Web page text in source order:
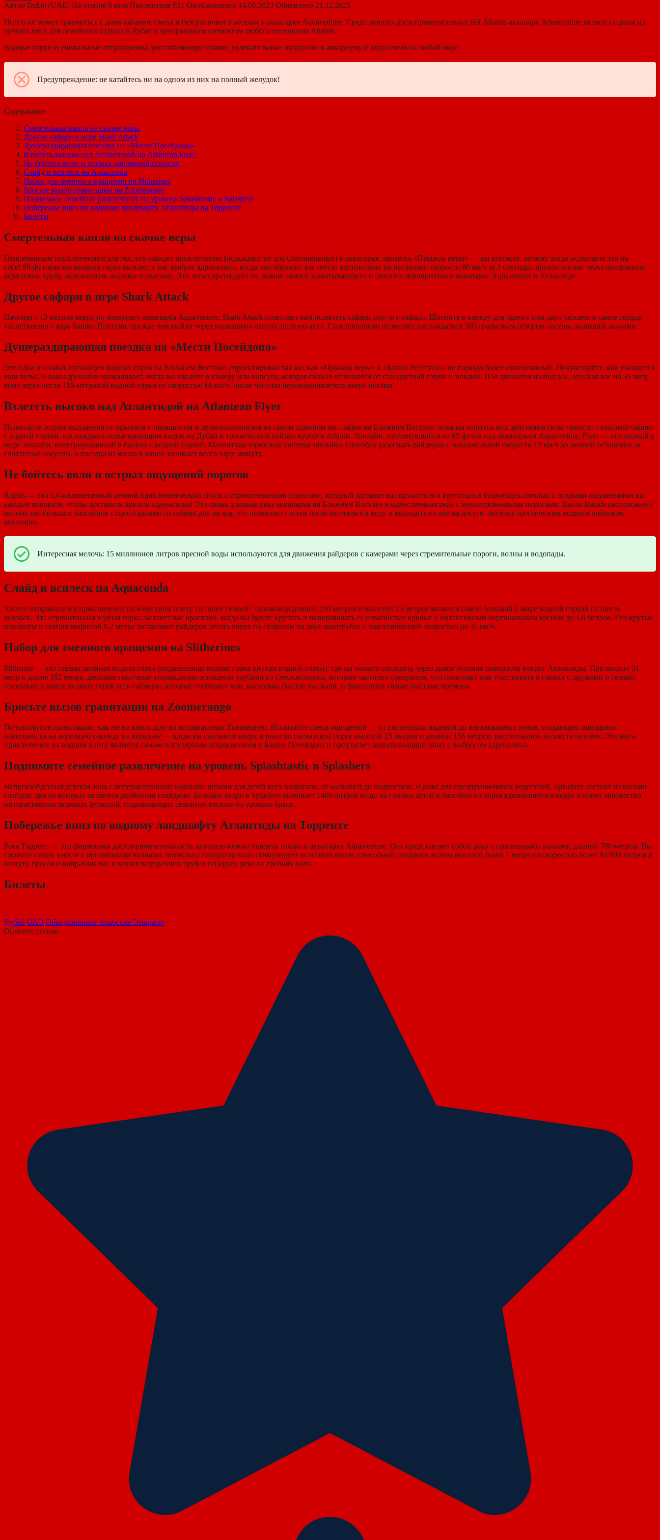
Автор Dubai (UAE) На чтение 6 мин Просмотров 621 Опубликовано 14.05.2023 Обновлено 21.12.2025
Ничто не может сравниться с днем ​​катания, смеха и безграничного веселья в аквапарке Aquaventure. Среди многих достопримечательностей Atlantis аквапарк Aquaventure является одним из
лучших мест для семейного отдыха в Дубае и центральным элементом любого посещения Atlantis.
Водные горки и уникальные аттракционы, расслабляющие пляжи, увлекательные экскурсии к аквариуму и закусочная на любой вкус.
Предупреждение: не катайтесь ни на одном из них на полный желудок!
Содержание
Смертельная капля на скачке веры
Другое сафари в игре Shark Attack
Душераздирающая поездка на «Мести Посейдона»
Взлететь высоко над Атлантидой на Atlantean Flyer
Не бойтесь волн и острых ощущений порогов
Слайд и всплеск на Aquaconda
Набор для змеиного вращения на Slitherines
Бросьте вызов гравитации на Zoomerango
Поднимите семейное развлечение на уровень Splashtastic в Splashers
Побережье вниз по водному ландшафту Атлантиды на Торренте
Билеты
Смертельная капля на скачке веры
Непременным приключением для тех, кто жаждет приключений (подсказка: не для слабонервных) в аквапарке, является «Прыжок веры» — вы поймете, почему, когда испытаете это на
себе! 98-футовая мегаводная горка вызовет у вас выброс адреналина, когда она обрушит вас почти вертикально на пугающей скорости 60 км/ч за 3 секунды, пропустив вас через прозрачную
акриловую трубу, окруженную акулами и скатами. Это легко претендует на звание самого захватывающего и смелого мероприятия в аквапарке Aquaventure в Атлантиде.
Другое сафари в игре Shark Attack
Начиная с 13 метров вверх по зиккурату аквапарка Aquaventure, Shark Attack позволяет вам испытать сафари другого сафари. Шагните в камеру для одного или двух человек в самое сердце
таинственного ядра Башни Нептуна, прежде чем выйти через подводную лагуну, полную акул. Стекловолокно позволяет наслаждаться 360-градусным обзором лагуны, кишащей акулами.
Душераздирающая поездка на «Мести Посейдона»
Это одна из самых пугающих водных горок на Ближнем Востоке; спроектирован так же, как «Прыжок веры» в «Башне Нептуна», но гораздо более интенсивный. Почувствуйте, как учащается
ваш пульс, и ваш адреналин зашкаливает, когда вы входите в камеру или капсулу, которая сильно отличается от стандартной горки с люками. Пол движется из-под вас, опуская вас на 31 метр
вниз через петли 116-метровой водной горки со скоростью 60 км/ч, после чего вы переворачиваетесь вверх ногами.
Взлететь высоко над Атлантидой на Atlantean Flyer
Испытайте острые ощущения от прыжков с парашютом и дельтапланеризма на самом длинном зип-лайне на Ближнем Востоке, пока вы мчитесь под действием силы тяжести с высокой башни
с водной горкой, наслаждаясь захватывающим видом на Дубай и тропический пейзаж курорта Atlantis. Зиплайн, протянувшийся на 65 футов над аквапарком Aquaventure, Flyer — это первый в
мире зиплайн, интегрированный в башню с водной горкой. Магнитная тормозная система зиплайна способна разогнать райдеров с максимальной скорости 15 км/ч до полной остановки за
считанные секунды, а поездка из конца в конец занимает всего одну минуту.
Не бойтесь волн и острых ощущений порогов
Rapids — это 1,6-километровый речной приключенческий спуск с стремительными порогами, который заставит вас кружиться и крутиться в бушующих потоках с острыми ощущениями на
каждом повороте, чтобы доставить прилив адреналина! Это самая длинная река аквапарка на Ближнем Востоке и единственная река с многоуровневыми порогами. Вдоль Rapids расположено
множество больших бассейнов с просторными палубами для загара, что позволяет гостям легко окунаться в воду и выходить из нее на досуге, любуясь тропическим водным пейзажем
аквапарка.
Интересная мелочь: 15 миллионов литров пресной воды используются для движения райдеров с камерами через стремительные пороги, волны и водопады.
Слайд и всплеск на Aquaconda
Хотите отправиться в приключение на 6-местном плоту со своей семьей? Акваконда длиной 210 ​​метров и высотой 25 метров является самой большой в мире водной горкой на шесть
человек. Эта серпантинная водная горка застанет вас врасплох, когда вы будете крутить и поворачивать ее извилистые кривые с интенсивным вертикальным креном до 4,6 метров. Его крутые
повороты и секция шириной 9,2 метра заставляют райдеров летать вверх по сторонам на двух акватрубах с ошеломляющей скоростью до 35 км/ч.
Набор для змеиного вращения на Slitherines
Slitherine — это первая двойная водная горка (подвешенная водная горка внутри водной горки), где вы можете скользить через дикое безумие поворотов вокруг Акваконды. При высоте 31
метр и длине 182 метра, двойные гоночные аттракционы оснащены трубами из стекловолокна, которые частично прозрачны, что позволяет вам участвовать в гонках с друзьями и семьей,
поскольку в конце водных горок есть таймеры, которые сообщают вам, насколько быстро вы были, и фиксируют самые быстрые времена.
Бросьте вызов гравитации на Zoomerango
Почувствуйте гравитацию, как ни на каких других аттракционах Zoomerango. Испытайте смесь ощущений — от гигантских падений до вертикальных зумов, создающих ощущение
невесомости на короткую секунду на вершине — когда вы скользите вверх и вниз по гигантской горке высотой 25 метров и длиной 156 метров, рассчитанной на шесть человек. Это мега-
приключение на водном плоту является самым популярным аттракционом в Башне Посейдона и предлагает захватывающий опыт с выбросом адреналина.
Поднимите семейное развлечение на уровень Splashtastic в Splashers
Непревзойденная детская зона с интерактивными водными играми для детей всех возрастов, от малышей до подростков, и даже для предприимчивых родителей. Splashers состоит из восьми
слайдов, два из которых являются двойными слайдами. Большое ведро в Splashers выливает 1400 литров воды на головы детей в бассейне из опрокидывающегося ведра и имеет множество
интерактивных игровых функций, поднимающих семейное веселье на уровень брызг.
Побережье вниз по водному ландшафту Атлантиды на Торренте
Река Торрент — это фирменная достопримечательность, которую можно увидеть только в аквапарке Aquaventure. Она представляет собой реку с приливными волнами длиной 700 метров. Вы
сможете плыть вместе с приливными волнами, поскольку генератор волн стимулирует волновой нагон, способный создавать волны высотой более 1 метра со скоростью более 94 000 литров в
минуту, бросая и направляя вас в ваших внутренних трубах по курсу. река на гребнях волн.
Билеты
Дубай ОАЭ Объединённые Арабские Эмираты
Оцените статью